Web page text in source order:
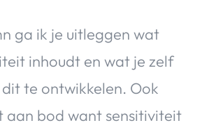
& Beauty Gadgets
Huis & Tuin
Travel
Lifestyle
ga ik je uitleggen wat
inhoudt en wat je zelf
te ontwikkelen. Ook
aan bod want sensitiviteit